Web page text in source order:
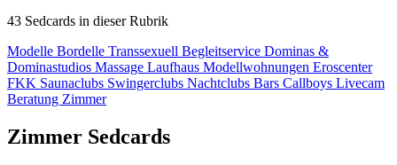
43 Sedcards in dieser Rubrik
Modelle Bordelle Transsexuell Begleitservice Dominas &
Dominastudios Massage Laufhaus Modellwohnungen Eroscenter
FKK Saunaclubs Swingerclubs Nachtclubs Bars Callboys Livecam
Beratung Zimmer
Zimmer Sedcards